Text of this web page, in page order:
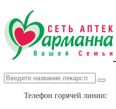
Телефон горячей линии: